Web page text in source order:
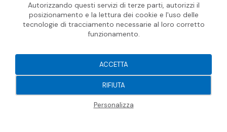
Soprema 2026
Autorizzando questi servizi di terze parti, autorizzi il
posizionamento e la lettura dei cookie e l'uso delle
tecnologie di tracciamento necessarie al loro corretto
funzionamento.
RIFIUTA
Personalizza
ACCETTA